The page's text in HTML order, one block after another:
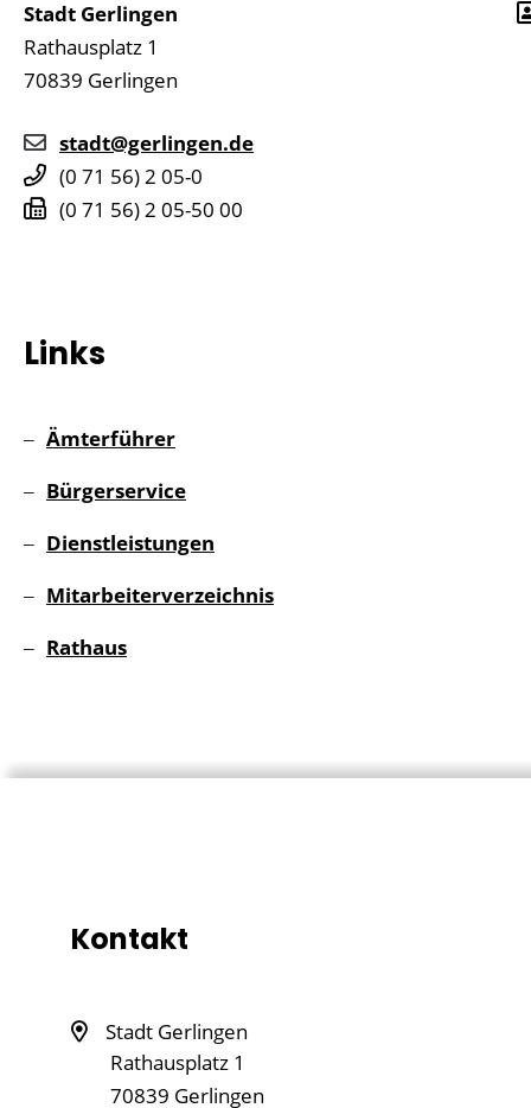
Stadt Gerlingen
Rathausplatz 1
70839 Gerlingen
stadt@gerlingen.de
(0 71 56) 2 05-0
(0 71 56) 2 05-50 00
Links
Ämterführer
Bürgerservice
Dienstleistungen
Mitarbeiterverzeichnis
Rathaus
Kontakt
Stadt Gerlingen
Rathausplatz 1
70839 Gerlingen